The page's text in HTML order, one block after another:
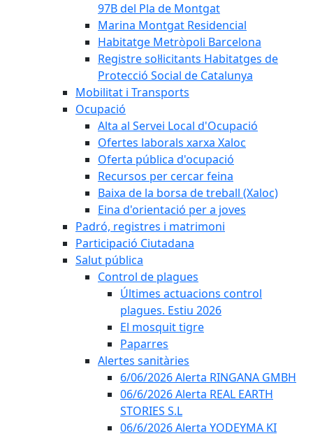
97B del Pla de Montgat
Marina Montgat Residencial
Habitatge Metròpoli Barcelona
Registre sol·licitants Habitatges de
Protecció Social de Catalunya
Mobilitat i Transports
Ocupació
Alta al Servei Local d'Ocupació
Ofertes laborals xarxa Xaloc
Oferta pública d'ocupació
Recursos per cercar feina
Baixa de la borsa de treball (Xaloc)
Eina d'orientació per a joves
Padró, registres i matrimoni
Participació Ciutadana
Salut pública
Control de plagues
Últimes actuacions control
plagues. Estiu 2026
El mosquit tigre
Paparres
Alertes sanitàries
6/06/2026 Alerta RINGANA GMBH
06/6/2026 Alerta REAL EARTH
STORIES S.L
06/6/2026 Alerta YODEYMA KI